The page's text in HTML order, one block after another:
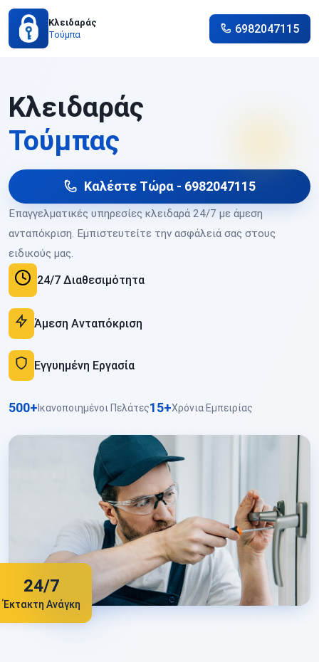
Κλειδαράς
Τούμπα
6982047115
Κλειδαράς
Τούμπας
Καλέστε Τώρα - 6982047115
Επαγγελματικές υπηρεσίες κλειδαρά 24/7 με άμεση
ανταπόκριση. Εμπιστευτείτε την ασφάλειά σας στους
ειδικούς μας.
24/7 Διαθεσιμότητα
Άμεση Ανταπόκριση
Εγγυημένη Εργασία
500+ Ικανοποιημένοι Πελάτες15+Χρόνια Εμπειρίας
24/7
Έκτακτη Ανάγκη